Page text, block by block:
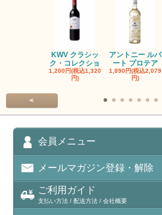
KWV クラシッ
ク・コレクショ
1,200円(税込1,320
円)
アントニー ルパ
ート プロテア
1,890円(税込2,079
円)
<
会員メニュー
メールマガジン登録・解除
ご利用ガイド
支払い方法 / 配送方法 / 会社概要